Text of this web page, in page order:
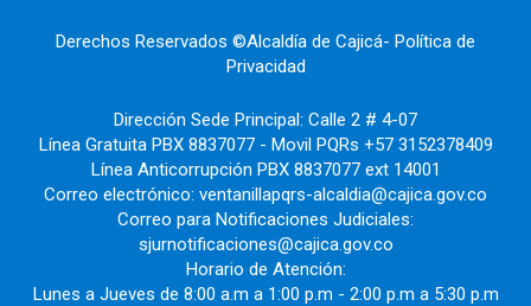
Derechos Reservados ©Alcaldía de Cajicá- Política de
Privacidad
Dirección Sede Principal: Calle 2 # 4-07
Línea Gratuita PBX 8837077 - Movil PQRs +57 3152378409
Línea Anticorrupción PBX 8837077 ext 14001
Correo electrónico: ventanillapqrs-alcaldia@cajica.gov.co
Correo para Notificaciones Judiciales:
sjurnotificaciones@cajica.gov.co
Horario de Atención:
Lunes a Jueves de 8:00 a.m a 1:00 p.m - 2:00 p.m a 5:30 p.m